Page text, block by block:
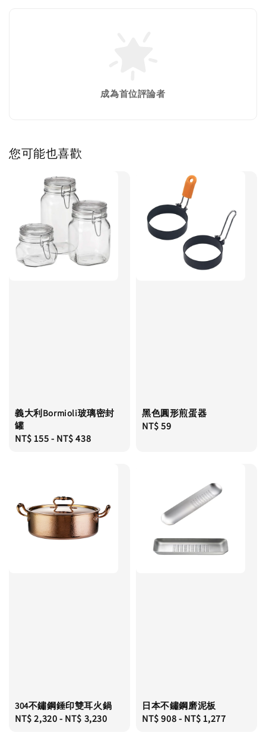
成為首位評論者
您可能也喜歡
義大利Bormioli玻璃密封
罐
Regular
NT$ 155- NT$ 438
黑色圓形煎蛋器
Regular
NT$ 59
304不鏽鋼錘印雙耳火鍋
Regular
NT$ 2,320- NT$ 3,230
日本不鏽鋼磨泥板
Regular
NT$ 908- NT$ 1,277